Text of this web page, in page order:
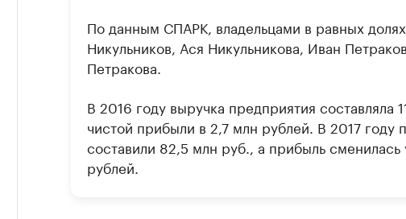
По данным СПАРК, владельцами в равных
Никульников, Ася Никульникова, Иван
Петракова.
В 2016 году выручка предприятия составляла
чистой прибыли в 2,7 млн рублей. В 2017 году
составили 82,5 млн руб., а прибыль
рублей.